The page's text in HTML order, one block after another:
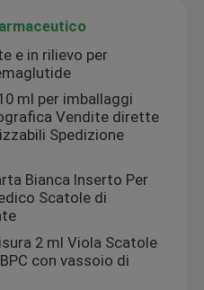
bolla
e in rilievo per
ml per imballaggi
Vendite dirette
Spedizione
Bianca Inserto Per
Scatole di
2 ml Viola Scatole
con vassoio di